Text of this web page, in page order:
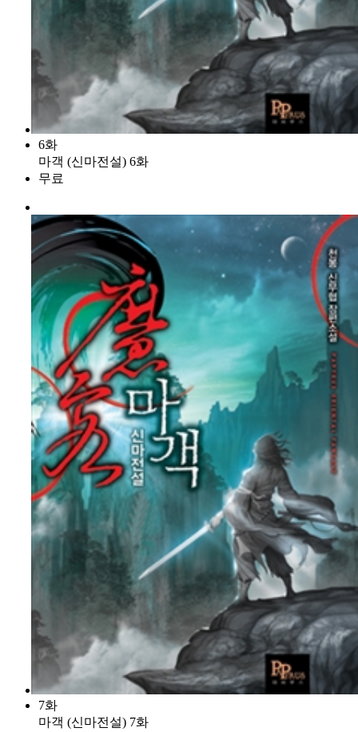
6화
마객 (신마전설) 6화
무료
7화
마객 (신마전설) 7화